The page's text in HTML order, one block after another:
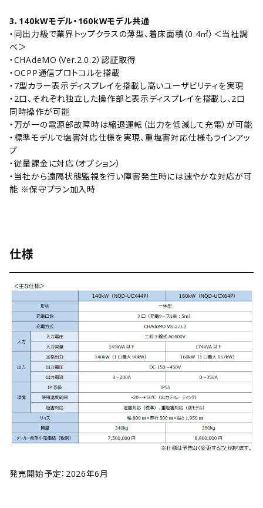
3． 140kWモデル・160kWモデル共通
・同出力級で業界トップクラスの薄型、着床面積（0.4㎡）＜当社調
べ＞
・CHAdeMO（Ver.2.0.2）認証取得
・OCPP通信プロトコルを搭載
・7型カラー表示ディスプレイを搭載し高いユーザビリティを実現
・2口、それぞれ独立した操作部と表示ディスプレイを搭載し、2口
同時操作が可能
・万が一の電源部故障時は縮退運転（出力を低減して充電）が可能
・標準モデルで塩害対応仕様を実現、重塩害対応仕様もラインアッ
プ
・従量課金に対応（オプション）
・当社から遠隔状態監視を行い障害発生時には速やかな対応が可
能 ※保守プラン加入時
仕様
発売開始予定：2026年6月